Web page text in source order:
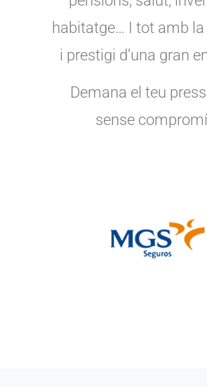
habitatge… I tot amb
i prestigi d’una gran
Demana el teu
sense
ASSEGURANCES